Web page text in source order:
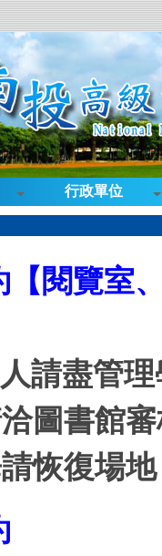
行政單位
閱覽室
請盡管
圖書館
恢復場